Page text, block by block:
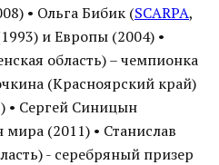
• Ольга Бибик (SCARPA,
и Европы (2004) •
область) – чемпионка
(Красноярский край)
• Сергей Синицын
мира (2011) • Станислав
- серебряный призер